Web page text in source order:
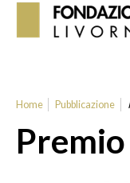
Home Pubblicazione